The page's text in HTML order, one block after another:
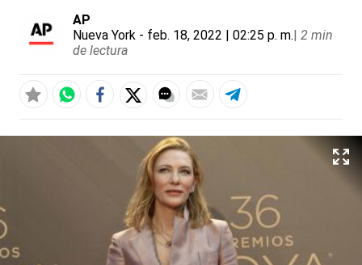
AP
Nueva York - feb. 18, 2022 | 02:25 p. m.| 2 min
de lectura